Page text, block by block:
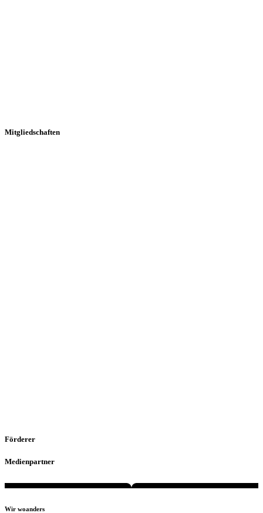
Mitgliedschaften
Förderer
Medienpartner
Wir woanders